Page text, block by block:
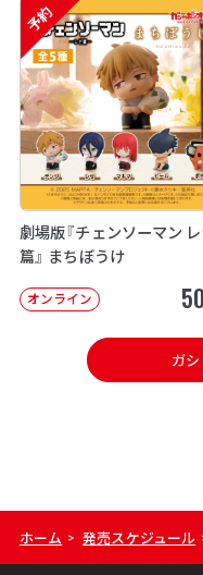
予約
劇場版『チェンソーマン
篇』 まちぼうけ
オンライン
ガ
ホーム > 発売スケジュール